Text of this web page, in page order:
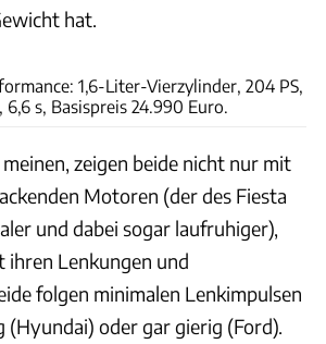
hat.
1,6-Liter-Vierzylinder, 204 PS,
s, Basispreis 24.990 Euro.
meinen, zeigen beide nicht nur mit
Motoren (der des Fiesta
und dabei sogar laufruhiger),
ihren Lenkungen und
folgen minimalen Lenkimpulsen
(Hyundai) oder gar gierig (Ford).